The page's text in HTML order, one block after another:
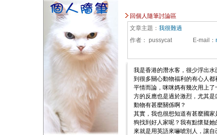
回個人隨筆討論區
文章主題： 我很難過
作者： pussycat E-mail ：
我是香港的潛水客，很少浮出
到很多關心動物福利的有心人
平情而論，咪咪媽有幾次用上
方的反應也是過於激烈，尤其
動物有甚麼關係啊？
其實，我也很想知道有甚麼國
狗找到好人家呢？我有點懷疑
來就是用英語來嚇唬別人，讓